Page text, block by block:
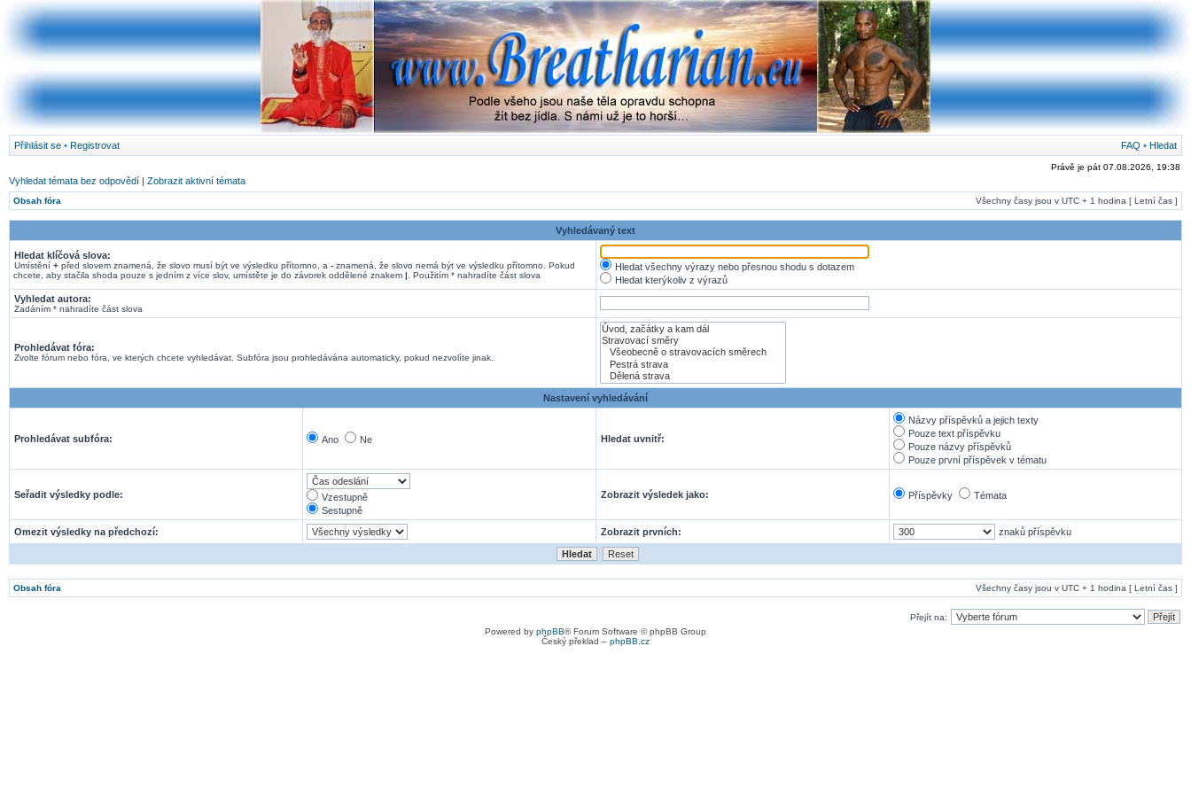
Přihlásit se • Registrovat FAQ • Hledat
Právě je pát 07.08.2026, 19:38
Vyhledat témata bez odpovědí | Zobrazit aktivní témata
Obsah fóra Všechny časy jsou v UTC + 1 hodina [ Letní čas ]
Vyhledávaný text
Hledat klíčová slova:
Umístění + před slovem znamená, že slovo musí být ve výsledku přítomno, a - znamená, že slovo nemá být ve výsledku přítomno. Pokud
chcete, aby stačila shoda pouze s jedním z více slov, umístěte je do závorek oddělené znakem | . Použitím * nahradíte část slova
Hledat všechny výrazy nebo přesnou shodu s dotazem
Hledat kterýkoliv z výrazů
Vyhledat autora:
Zadáním * nahradíte část slova
Prohledávat fóra:
Zvolte fórum nebo fóra, ve kterých chcete vyhledávat. Subfóra jsou prohledávána automaticky, pokud nezvolíte jinak.
Nastavení vyhledávání
Prohledávat subfóra: Ano Ne Hledat uvnitř:
Názvy příspěvků a jejich texty
Pouze text příspěvku
Pouze názvy příspěvků
Pouze první příspěvek v tématu
Seřadit výsledky podle:
Vzestupně
Sestupně
Zobrazit výsledek jako: Příspěvky Témata
Omezit výsledky na předchozí: Zobrazit prvních: znaků příspěvku
Obsah fóra Všechny časy jsou v UTC + 1 hodina [ Letní čas ]
Přejít na:
Powered by phpBB® Forum Software © phpBB Group
Český překlad – phpBB.cz